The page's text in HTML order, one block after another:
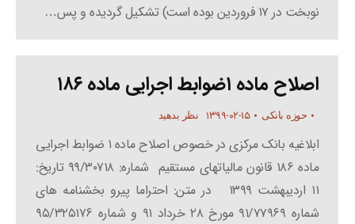
نوبخت در ۱۷ فروردین بوده است) تشکیل گردیده و پس…
اصلاح ماده ۱ضوابط اجرایی ماده ۱۸۶
حوزه بانکی ۱۳۹۹-۰۲-۱۵ نظر بدهید
ابلاغیه بانک مرکزی در خصوص اصلاح ماده ۱ ضوابط اجرایی
ماده ۱۸۶ قانون مالیاتهای مستقیم شماره: ۹۹/۳۰۷۱۸ تاریخ:
۱۱ اردیبهشت ۱۳۹۹ در متن: احتراما پیرو بخشنامه های
شماره ۹۱/۷۷۹۶۹ مورخ ۲۸ خرداد ۹۱ و شماره ۹۵/۳۲۵۱۷۶